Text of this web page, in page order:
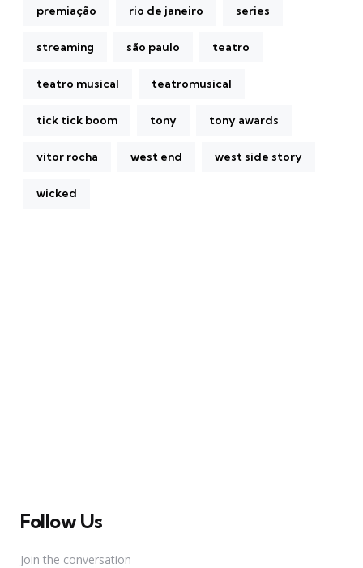
premiação rio de janeiro series
streaming são paulo teatro
teatro musical teatromusical
tick tick boom tony tony awards
vitor rocha west end west side story
wicked
Follow Us
Join the conversation